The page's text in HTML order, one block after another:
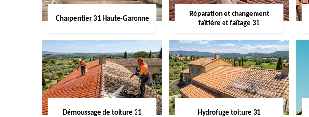
Charpentier 31 Haute-Garonne
Réparation et changement
faîtière et faîtage 31
Démoussage de toiture 31 Hydrofuge toiture 31